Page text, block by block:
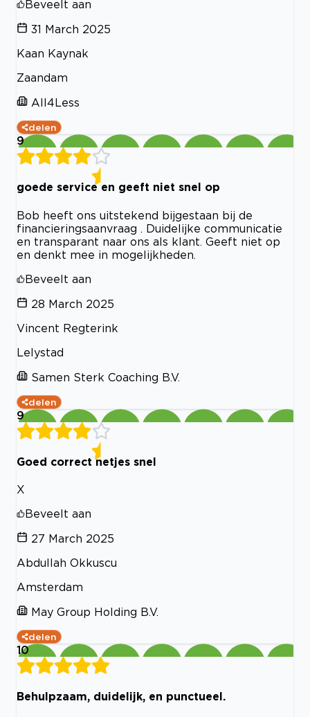
Beveelt aan
31 March 2025
Kaan Kaynak
Zaandam
All4Less
delen
9
goede service en geeft niet snel op
Bob heeft ons uitstekend bijgestaan bij de
financieringsaanvraag . Duidelijke communicatie
en transparant naar ons als klant. Geeft niet op
en denkt mee in mogelijkheden.
Beveelt aan
28 March 2025
Vincent Regterink
Lelystad
Samen Sterk Coaching B.V.
delen
9
Goed correct netjes snel
X
Beveelt aan
27 March 2025
Abdullah Okkuscu
Amsterdam
May Group Holding B.V.
delen
10
Behulpzaam, duidelijk, en punctueel.